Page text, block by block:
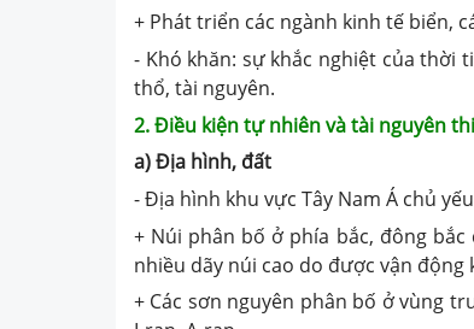
+ Phát triển các ngành kinh tế biển,
- Khó khăn: sự khắc nghiệt của thời
thổ, tài nguyên.
2. Điều kiện tự nhiên và tài nguyên
a) Địa hình, đất
- Địa hình khu vực Tây Nam Á chủ
+ Núi phân bố ở phía bắc, đông
nhiều dãy núi cao do được vận động
+ Các sơn nguyên phân bố ở vùng